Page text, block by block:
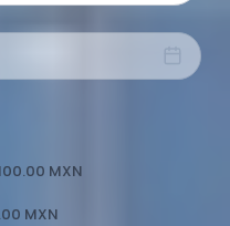
MXN
MXN